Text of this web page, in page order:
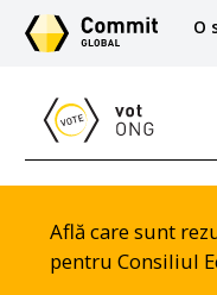
O
Află care sunt
pentru Consiliul